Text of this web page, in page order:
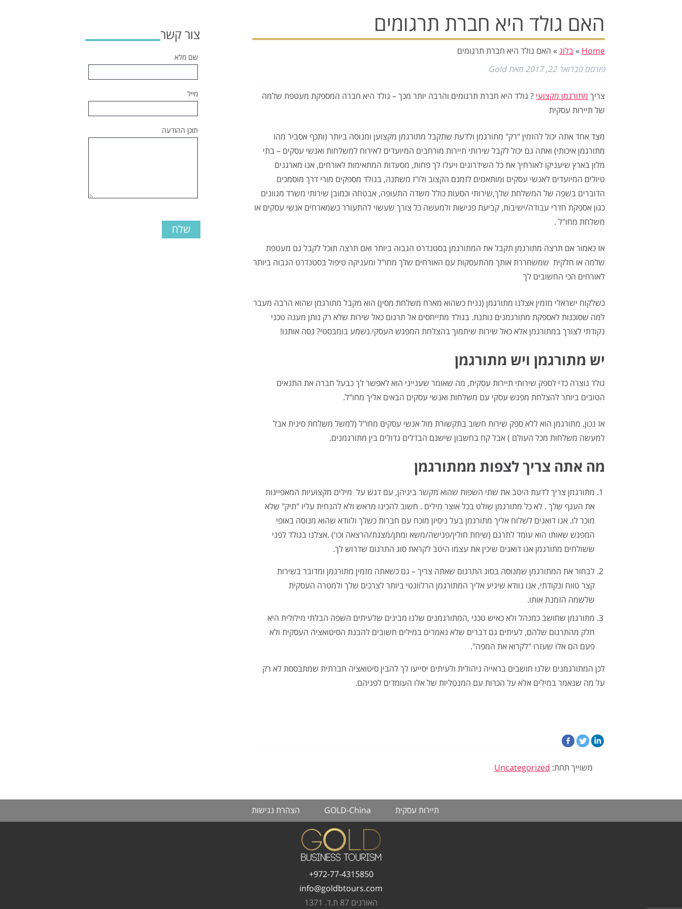
האם גולד היא חברת תרגומים
Home
» בלוג » האם גולד היא חברת תרגומים
פורסםפברואר 22, 2017 מאת Gold
צריך מתורגמן מקצועי ? גולד היא חברת תרגומים והרבה יותר מכך – גולד היא חברה המספקת מעטפת שלמה
של תיירות עסקית
מצד אחד אתה יכול להזמין "רק" מתורגמן ולדעת שתקבל מתורגמן מקצוען ומנוסה ביותר (ותכף אסביר מהו
מתורגמן איכותי) ואתה גם יכול לקבל שירותי תיירות מורחבים המיועדים לאירוח למשלחות ואנשי עסקים – בתי
מלון בארץ שיעניקו לאורחיך את כל השידרוגים ויעלו לך פחות, מסעדות המתאימות לאורחים, אנו מארגנים
טיולים המיועדים לאנשי עסקים ומותאמים לזמנם הקצוב ולו"ז משתנה, בגולד מספקים מורי דרך מוסמכים
הדוברים בשפה של המשלחת שלך,שירותי הסעות כולל משדה התעופה, אבטחה וכמובן שירותי משרד מגוונים
כגון אספקת חדרי עבודה/ישיבות, קביעת פגישות ולמעשה כל צורך שעשוי להתעורר כשמארחים אנשי עסקים או
משלחת מחו"ל .
אז כאמור אם תרצה מתורגמן תקבל את המתורגמן בסטנדרט הגבוה ביותר ואם תרצה תוכל לקבל גם מעטפת
שלמה או חלקית שמשחררת אותך מהתעסקות עם האורחים שלך מחו"ל ומעניקה טיפול בסטנדרט הגבוה ביותר
לאורחים הכי החשובים לך
כשלקוח ישראלי מזמין אצלנו מתורגמן (נניח כשהוא מארח משלחת מסין) הוא מקבל מתורגמן שהוא הרבה מעבר
למה שסוכנות לאספקת מתורגמנים נותנת. בגולד מתייחסים אל תרגום כאל שירות שלא רק נותן מענה טכני
נקודתי לצורך במתורגמן אלא כאל שירות שיתמוך בהצלחת המפגש העסקי.נשמע בומבסטי? נסה אותנו!
יש מתורגמן ויש מתורגמן
גולד נוצרה כדי לספק שירותי תיירות עסקית, מה שאומר שענייני הוא לאפשר לך כבעל חברה את התנאים
הטובים ביותר להצלחת מפגש עסקי עם משלחות ואנשי עסקים הבאים אליך מחו"ל.
אז נכון, מתורגמן הוא ללא ספק שירות חשוב בתקשורת מול אנשי עסקים מחו"ל (למשל משלחת סינית אבל
למעשה משלחות מכל העולם ) אבל קח בחשבון שישנם הבדלים גדולים בין מתורגמנים.
מה אתה צריך לצפות ממתורגמן
מתורגמן צריך לדעת היטב את שתי השפות שהוא מקשר ביניהן, עם דגש על מילים מקצועיות המאפיינות
את הענף שלך . לא כל מתורגמן שולט בכל אוצר מילים . חשוב להכינו מראש ולא להנחית עליו "תיק" שלא
מוכר לו. אנו דואגים לשלוח אליך מתורגמן בעל ניסיון מוכח עם חברות כשלך ולוודא שהוא מנוסה באופי
המפגש שאותו הוא עומד לתרגם (שיחת חולין/פגישה/משא ומתן/מצגת/הרצאה וכו') .אצלנו בגולד לפני
ששולחים מתורגמן אנו דואגים שיכין את עצמו היטב לקראת סוג התרגום שדרוש לך.
לבחור את המתורגמן שמנוסה בסוג התרגום שאתה צריך – גם כשאתה מזמין מתורגמן ומדובר בשירות
קצר טווח ונקודתי, אנו נוודא שיגיע אליך המתורגמן הרלוונטי ביותר לצרכים שלך ולמטרה העסקית
שלשמה הזמנת אותו.
מתורגמן שחושב כמנהל ולא כאיש טכני ,המתורגמנים שלנו מבינים שלעיתים השפה הבלתי מילולית היא
חלק מהתרגום שלהם, לעיתים גם דברים שלא נאמרים במילים חשובים להבנת הסיטואציה העסקית ולא
פעם הם אלו שעזרו "לקרוא את המפה".
לכן המתורגמנים שלנו חושבים בראייה ניהולית ולעיתים יסייעו לך להבין סיטואציה חברתית שמתבססת לא רק
על מה שנאמר במילים אלא על הכרות עם המנטליות של אלו העומדים לפניהם.
משוייך תחת: Uncategorized
צור קשר
שם מלא
מייל
תוכן ההודעה
תיירות עסקית GOLD-China הצהרת נגישות
972-77-4315850+
info@goldbtours.com
האורנים 87 ת.ד. 1371